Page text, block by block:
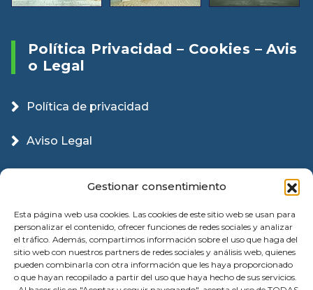
Gestionar consentimiento
Esta página web usa cookies. Las cookies de este sitio web se usan para
personalizar el contenido, ofrecer funciones de redes sociales y analizar
el tráfico. Además, compartimos información sobre el uso que haga del
sitio web con nuestros partners de redes sociales y análisis web, quienes
pueden combinarla con otra información que les haya proporcionado
o que hayan recopilado a partir del uso que haya hecho de sus servicios.
Política Privacidad – Cookies – Avis
O Legal
Política de privacidad
Aviso Legal